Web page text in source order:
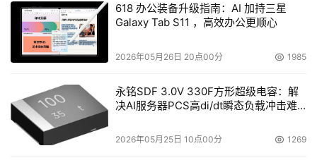
固态硬盘到底是如何工作的呢？
Avian Security公司的Cohen说，两种类型的NAND闪存将
被用于制造固态硬盘：SLC--每单元的存储量为1比特；
MLC--每单元的存储量为2比 特以上。即使是不对任何软件
或固件进行改进，SLC存储器与MLC存储器相对比，速度也
更快、可信度更高且寿命更长。从另一个角度来看，采用
SLC制造的 产品价格也更高，存储量也明显低于MLC。
618 办公装备升级指南：AI 加持三星
Galaxy Tab S11 ，高效办公更顺心
2026年05月26日 20点00分 1985
永铭SDF 3.0V 330F方形超级电容：解
决AI服务器PCS高di/dt瞬态负载冲击难
2026年05月25日 10点00分 1269